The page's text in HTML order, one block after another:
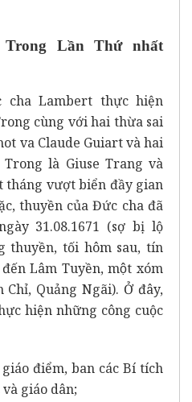
Lần Thứ nhất
cha Lambert thực hiện
cùng với hai thừa sai
va Claude Guiart và hai
là Giuse Trang và
tháng vượt biển đầy gian
thuyền của Đức cha đã
31.08.1671 (sợ bị lộ
thuyền, tối hôm sau, tín
Lâm Tuyền, một xóm
Quảng Ngãi). Ở đây,
hiện những công cuộc
điểm, ban các Bí tích
giáo dân;